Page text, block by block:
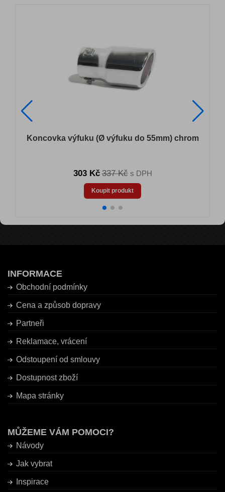
Koncovka výfuku (Ø výfuku do 55mm) chrom
303 Kč 337 Kčs DPH
Koupit produkt
INFORMACE
Obchodní podmínky
Cena a způsob dopravy
Partneři
Reklamace, vrácení
Odstoupení od smlouvy
Dostupnost zboží
Mapa stránky
MŮŽEME VÁM POMOCI?
Návody
Jak vybrat
Inspirace